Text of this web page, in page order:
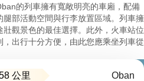
的列車擁有寬敞明亮的車廂，配備
部活動空間與行李放置區域。列車擁
觀景色的最佳選擇。此外，火車站位
出行十分方便，由此您應乘坐列車從
公里 Oban